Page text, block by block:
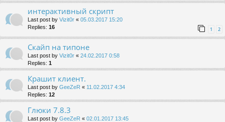
интерактивный скрипт
Last post by Vizit0r « 05.03.2017 15:20
Replies: 16 1 2
Скайп на типоне
Last post by Vizit0r « 24.02.2017 0:58
Replies: 1
Крашит клиент.
Last post by GeeZeR « 11.02.2017 4:34
Replies: 12
Глюки 7.8.3
Last post by GeeZeR « 02.01.2017 13:45